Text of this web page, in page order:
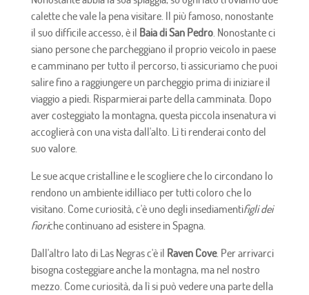
calette che vale la pena visitare. Il più famoso, nonostante
il suo difficile accesso, è il Baia di San Pedro. Nonostante ci
siano persone che parcheggiano il proprio veicolo in paese
e camminano per tutto il percorso, ti assicuriamo che puoi
salire fino a raggiungere un parcheggio prima di iniziare il
viaggio a piedi. Risparmierai parte della camminata. Dopo
aver costeggiato la montagna, questa piccola insenatura vi
accoglierà con una vista dall'alto. Lì ti renderai conto del
suo valore.
Le sue acque cristalline e le scogliere che lo circondano lo
rendono un ambiente idilliaco per tutti coloro che lo
visitano. Come curiosità, c'è uno degli insediamentifigli dei
fioriche continuano ad esistere in Spagna.
Dall'altro lato di Las Negras c'è il Raven Cove. Per arrivarci
bisogna costeggiare anche la montagna, ma nel nostro
mezzo. Come curiosità, da lì si può vedere una parte della